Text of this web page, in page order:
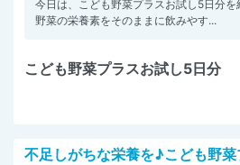
今日は、こども野菜プラスお試し5日分
野菜の栄養素をそのままに飲みやす...
こども野菜プラスお試し5日分
不足しがちな栄養を♪こども野